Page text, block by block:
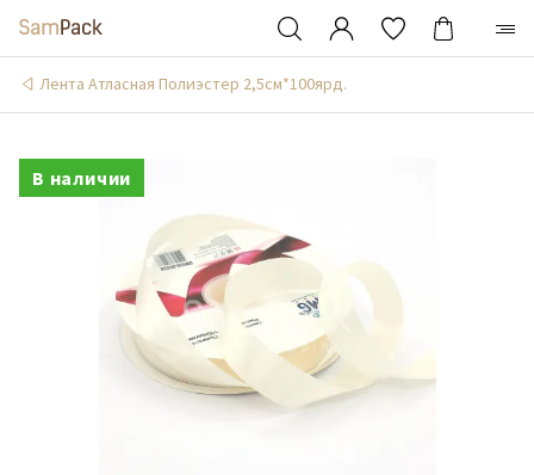
Лента Атласная Полиэстер 2,5см*100ярд.
В наличии